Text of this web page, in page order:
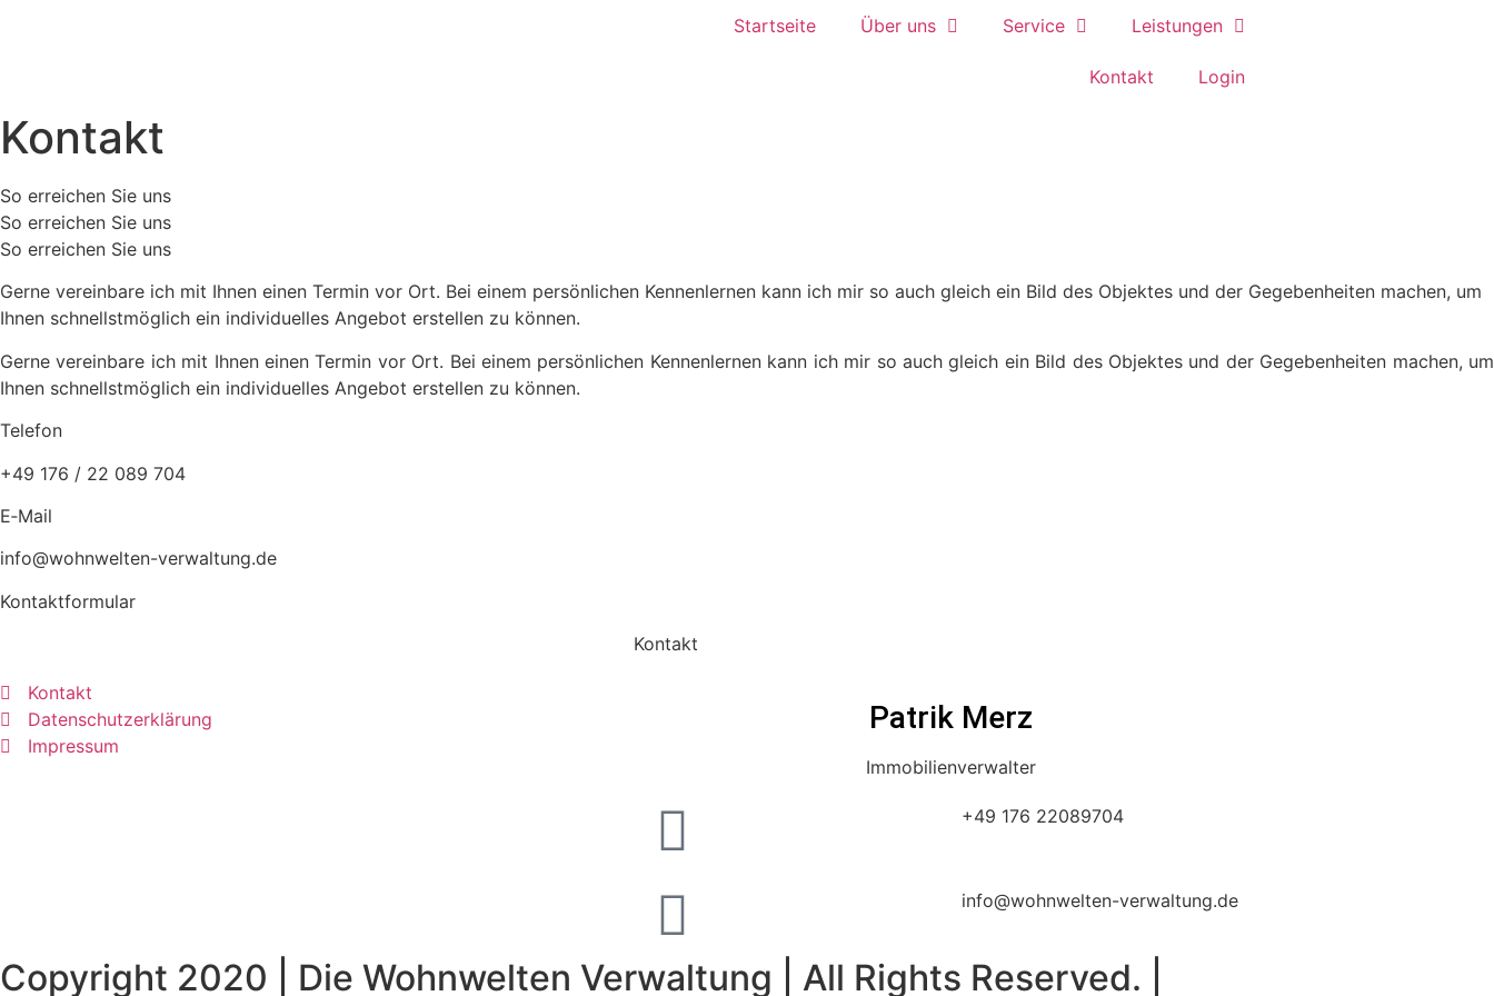
Start­sei­te Über uns Ser­vice Leis­tun­gen
Kon­takt Log­in
Kon­takt
So errei­chen Sie uns
So errei­chen Sie uns
So errei­chen Sie uns
Ger­ne ver­ein­ba­re ich mit Ihnen einen Ter­min vor Ort. Bei einem per­sön­li­chen Ken­nen­ler­nen kann ich mir so auch gleich ein Bild des Objek­tes und der Gege­ben­hei­ten machen, um
Ihnen schnellst­mög­lich ein indi­vi­du­el­les Ange­bot erstel­len zu können.
Ger­ne ver­ein­ba­re ich mit Ihnen einen Ter­min vor Ort. Bei einem per­sön­li­chen Ken­nen­ler­nen kann ich mir so auch gleich ein Bild des Objek­tes und der Gege­ben­hei­ten machen, um
Ihnen schnellst­mög­lich ein indi­vi­du­el­les Ange­bot erstel­len zu können.
Tele­fon
+49 176 / 22 089 704
E‑Mail
info@wohnwelten-verwaltung.de
Kon­takt­for­mu­lar
Kontakt
Datenschutzerklärung
Impressum
Kontakt
Patrik Merz
Immobilienverwalter
+49 176 22089704
info@wohnwelten-verwaltung.de
Copyright 2020 | Die Wohnwelten Verwaltung | All Rights Reserved. |